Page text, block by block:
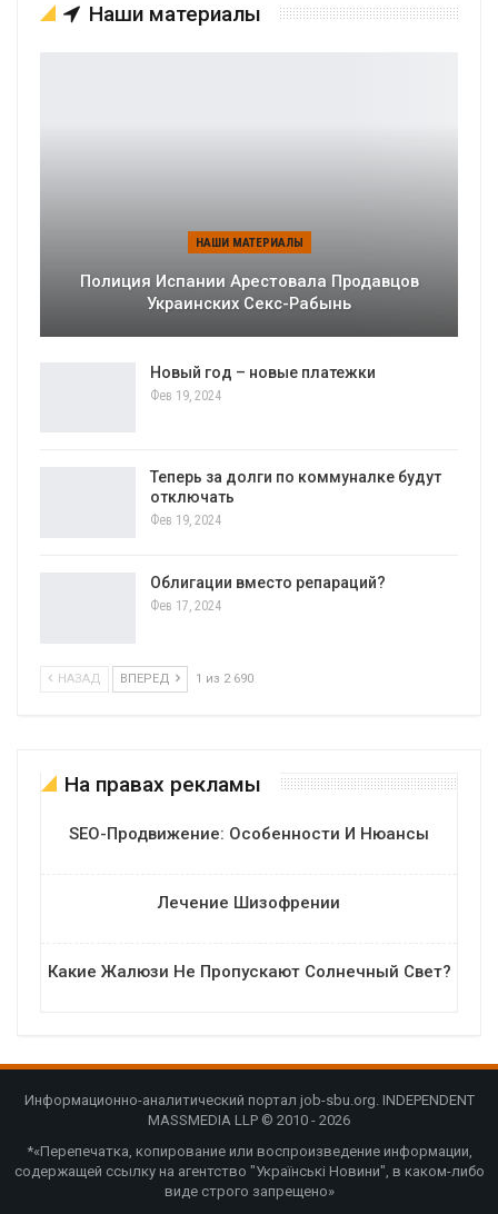
Наши материалы
НАШИ МАТЕРИАЛЫ
Полиция Испании Арестовала Продавцов
Украинских Секс-Рабынь
Новый год – новые платежки
Фев 19, 2024
Теперь за долги по коммуналке будут
отключать
Фев 19, 2024
Облигации вместо репараций?
Фев 17, 2024
НАЗАД ВПЕРЕД 1 из 2 690
На правах рекламы
SEO-Продвижение: Особенности И Нюансы
Лечение Шизофрении
Какие Жалюзи Не Пропускают Солнечный Свет?
Информационно-аналитический портал job-sbu.org. INDEPENDENT
MASSMEDIA LLP © 2010 - 2026
*«Перепечатка, копирование или воспроизведение информации,
содержащей ссылку на агентство "Українські Новини", в каком-либо
виде строго запрещено»